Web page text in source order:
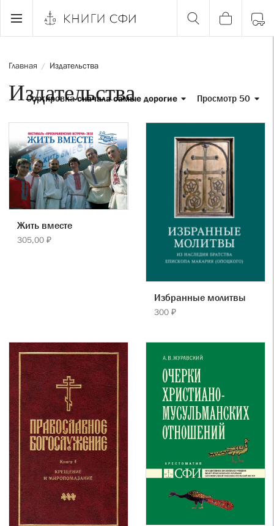
Главная / Издательства
Издательства Просмотр 50
Сортировкасначала самые дорогие
Жить вместе
305,00 ₽
Избранные молитвы
300 ₽